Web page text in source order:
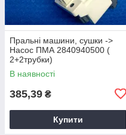
Пральні машини, сушки ->
Насос ПМА 2840940500 (
2+2трубки)
В наявності
385,39 ₴
Купити